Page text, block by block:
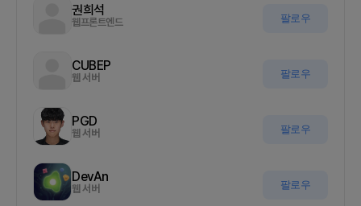
권희석
웹프론트엔드 팔로우
CUBEP
웹 서버 팔로우
PGD
웹 서버 팔로우
DevAn
웹 서버 팔로우